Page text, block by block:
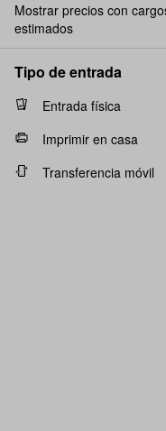
Mostrar precios con
estimados
Tipo de entrada
Entrada física
Imprimir en casa
Transferencia móvil